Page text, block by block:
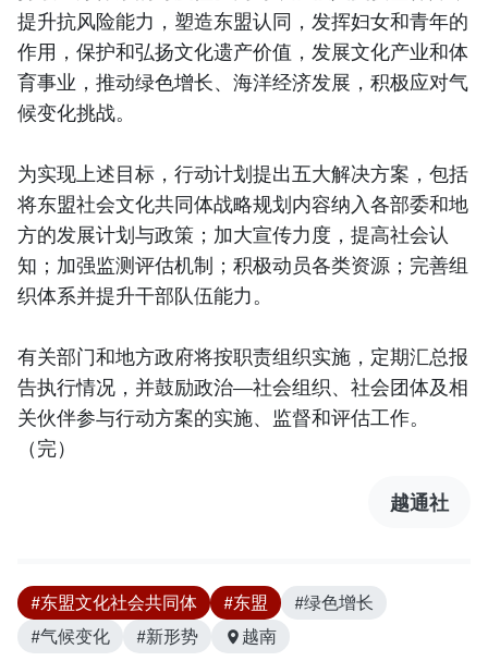
提升抗风险能力，塑造东盟认同，发挥妇女和青年的
作用，保护和弘扬文化遗产价值，发展文化产业和体
育事业，推动绿色增长、海洋经济发展，积极应对气
候变化挑战。
为实现上述目标，行动计划提出五大解决方案，包括
将东盟社会文化共同体战略规划内容纳入各部委和地
方的发展计划与政策；加大宣传力度，提高社会认
知；加强监测评估机制；积极动员各类资源；完善组
织体系并提升干部队伍能力。
有关部门和地方政府将按职责组织实施，定期汇总报
告执行情况，并鼓励政治—社会组织、社会团体及相
关伙伴参与行动方案的实施、监督和评估工作。
（完）
越通社
#东盟文化社会共同体 #东盟
#绿色增长
#气候变化
#新形势 越南